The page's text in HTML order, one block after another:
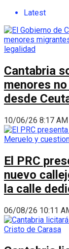
Latest
Cantabria
menores
desde
10/06/26 8:17 AM
El PRC
nuevo
la calle
06/08/26 10:11